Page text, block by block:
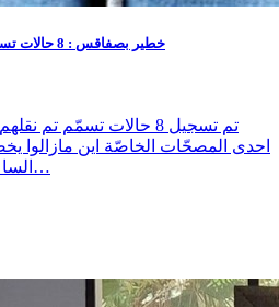
خطير بصفاقس : 8 حالات تسمّم جرّاء تناول اكلة خفيفة بباب بحر
تم تسجيل 8 حالات تسمّم
احدى المصحّات الخاصّة اين مازالوا
الساعة وبسرعة تدخّلت فرقة من…